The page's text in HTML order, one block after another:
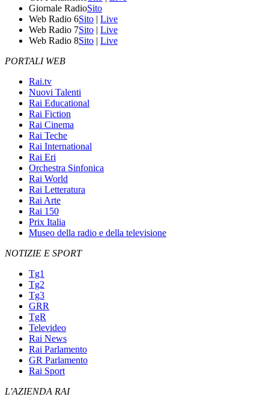
Giornale RadioSito
Web Radio 6Sito | Live
Web Radio 7Sito | Live
Web Radio 8Sito | Live
PORTALI WEB
Rai.tv
Nuovi Talenti
Rai Educational
Rai Fiction
Rai Cinema
Rai Teche
Rai International
Rai Eri
Orchestra Sinfonica
Rai World
Rai Letteratura
Rai Arte
Rai 150
Prix Italia
Museo della radio e della televisione
NOTIZIE E SPORT
Tg1
Tg2
Tg3
GRR
TgR
Televideo
Rai News
Rai Parlamento
GR Parlamento
Rai Sport
L'AZIENDA RAI